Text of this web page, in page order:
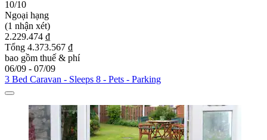
10/10
Ngoại hạng
(1 nhận xét)
2.229.474 ₫
Tổng 4.373.567 ₫
bao gồm thuế & phí
06/09 - 07/09
3 Bed Caravan - Sleeps 8 - Pets - Parking